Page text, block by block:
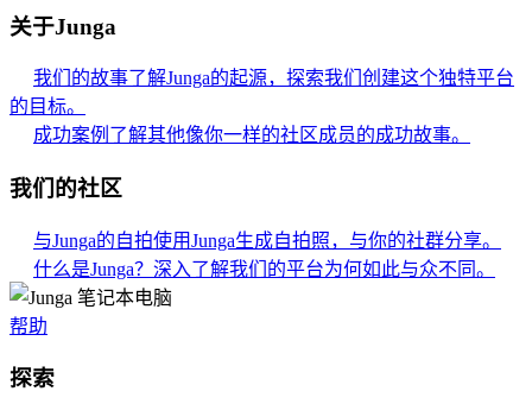
关于Junga
我们的故事了解Junga的起源，探索我们创建这个独特平台
的目标。
成功案例 了解其他像你一样的社区成员的成功故事。
我们的社区
与Junga的自拍使用Junga生成自拍照，与你的社群分享。
什么是Junga？ 深入了解我们的平台为何如此与众不同。
帮助
探索